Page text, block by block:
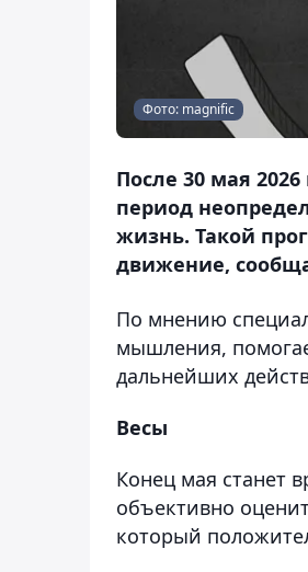
Фото: magnific
После 30 мая
период
жизнь. Такой
движение,
По мнению
мышления,
дальнейших
Весы
Конец мая станет
объективно
который